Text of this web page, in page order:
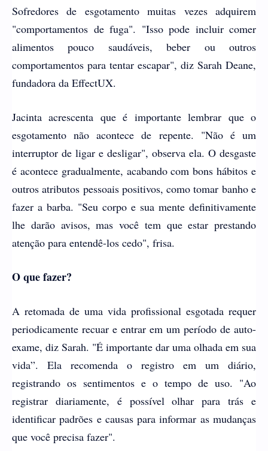
Sofredores de esgotamento muitas vezes adquirem
"comportamentos de fuga". "Isso pode incluir comer
alimentos pouco saudáveis, beber ou outros
comportamentos para tentar escapar", diz Sarah Deane,
fundadora da EffectUX.
Jacinta acrescenta que é importante lembrar que o
esgotamento não acontece de repente. "Não é um
interruptor de ligar e desligar", observa ela. O desgaste
é acontece gradualmente, acabando com bons hábitos e
outros atributos pessoais positivos, como tomar banho e
fazer a barba. "Seu corpo e sua mente definitivamente
lhe darão avisos, mas você tem que estar prestando
atenção para entendê-los cedo", frisa.
O que fazer?
A retomada de uma vida profissional esgotada requer
periodicamente recuar e entrar em um período de auto-
exame, diz Sarah. "É importante dar uma olhada em sua
vida”. Ela recomenda o registro em um diário,
registrando os sentimentos e o tempo de uso. "Ao
registrar diariamente, é possível olhar para trás e
identificar padrões e causas para informar as mudanças
que você precisa fazer".